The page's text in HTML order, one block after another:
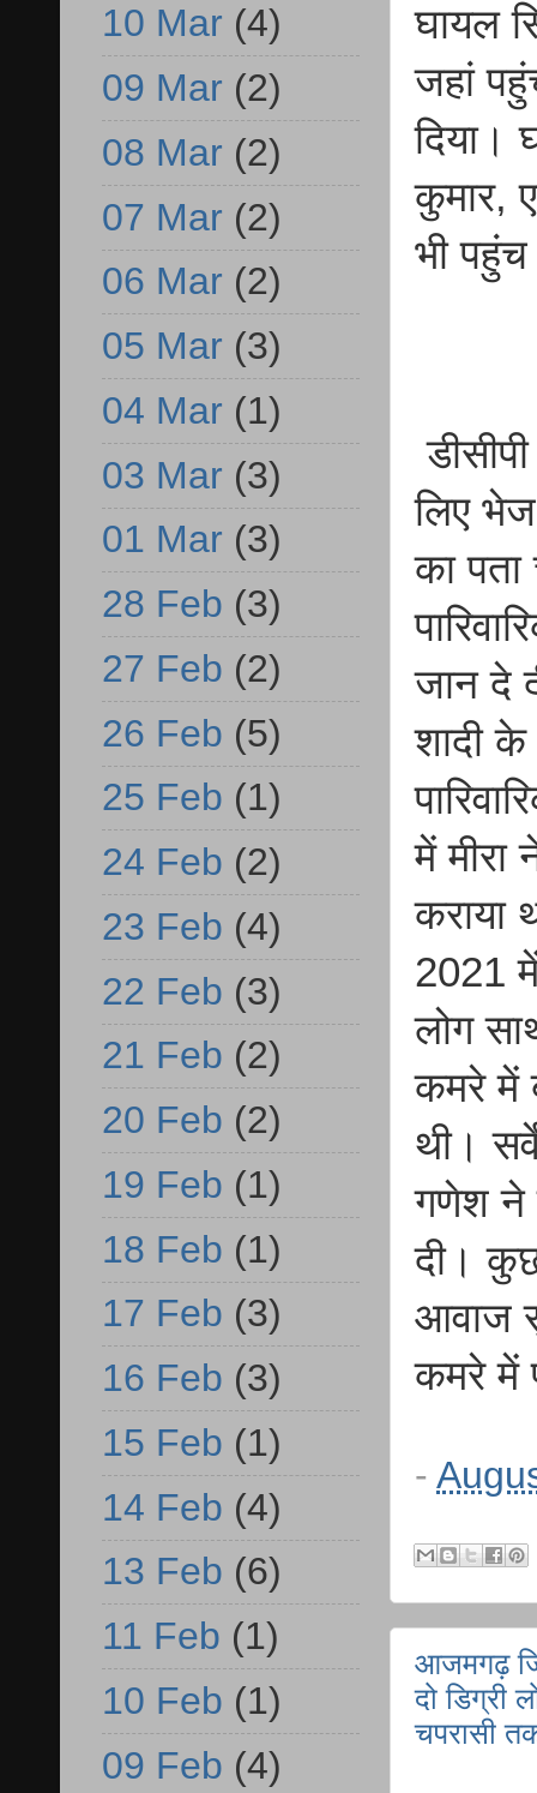
घायल
जहां
दिया।
कुमार,
भी
लिए
का
जान दे
शादी
में
कराया
2021
लोग
कमरे में
थी।
गणेश ने
दी।
आवाज
कमरे में
-
आजमगढ़
दो डिग्री
चपरासी
10 Mar (4)
09 Mar (2)
08 Mar (2)
07 Mar (2)
06 Mar (2)
05 Mar (3)
04 Mar (1)
03 Mar (3)
01 Mar (3)
28 Feb (3)
27 Feb (2)
26 Feb (5)
25 Feb (1)
24 Feb (2)
23 Feb (4)
22 Feb (3)
21 Feb (2)
20 Feb (2)
19 Feb (1)
18 Feb (1)
17 Feb (3)
16 Feb (3)
15 Feb (1)
14 Feb (4)
13 Feb (6)
11 Feb (1)
10 Feb (1)
09 Feb (4)